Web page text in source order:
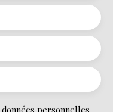
personnelles